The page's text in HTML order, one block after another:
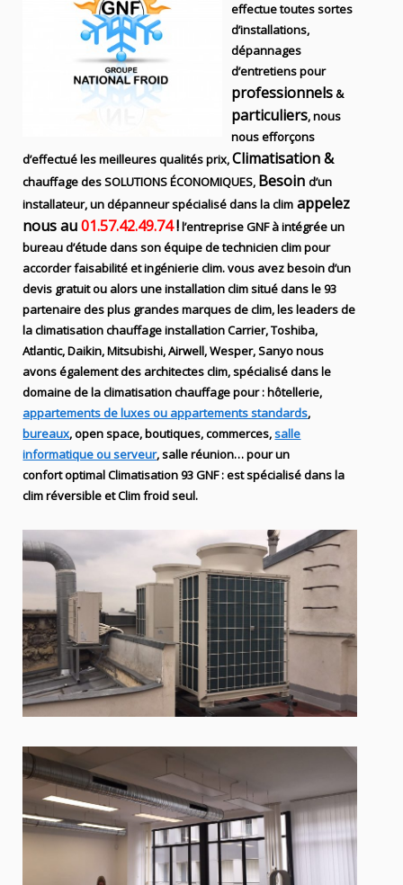
effectue toutes sortes
d’installations,
dépannages
d’entretienspour
professionnels&
particuliers, nous
nous efforçons
d’effectué les meilleures qualités prix,Climatisation &
chauffage des SOLUTIONS ÉCONOMIQUES, Besoind’un
installateur, un dépanneur spécialisé dans la clim appelez
nous au01.57.42.49.74!l’entrepriseGNFà intégrée un
bureau d’étude dans son équipe de technicienclimpour
accorder faisabilité et ingénierieclim. vous avez besoin d’un
devis gratuit ou alors une installation climsitué dans le 93
partenaire des plus grandes marques declim, les leadersde
laclimatisation chauffageinstallationCarrier, Toshiba,
Atlantic,Daikin, Mitsubishi, Airwell, Wesper, Sanyo nous
avons également des architectes clim,spécialisé dans le
domaine de laclimatisation chauffagepour : hôtellerie,
appartements de luxes ou appartements standards,
bureaux, open space, boutiques, commerces,salle
informatique ou serveur, salle réunion… pour un
confort optimalClimatisation93GNF:estspécialisédans la
climréversible et Clim froid seul.